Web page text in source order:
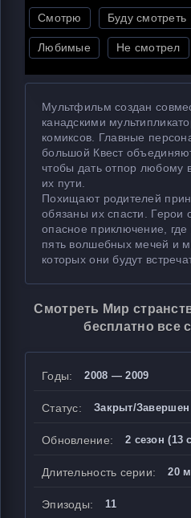
Смотрю Буду смотреть
Любимые Не смотрел
Мультфильм создан
канадскими
комиксов. Главные
большой Квест
чтобы дать отпор любому
их пути.
Похищают родителей
обязаны их спасти. Герои
опасное приключение, где
пять волшебных мечей и
которых они будут
Смотреть Мир
бесплатно все
Годы: 2008 — 2009
Статус: Закрыт/Завершен
Обновление: 2 сезон (13
Длительность серии: 20
Эпизоды: 11